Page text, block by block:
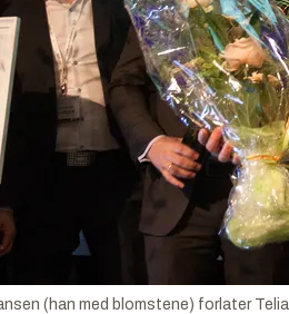
(han med blomstene) forlater